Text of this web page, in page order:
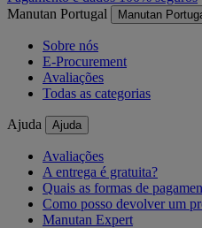
Manutan Portugal
Manutan
Sobre nós
E-Procurement
Avaliações
Todas as categorias
Ajuda Ajuda
Avaliações
A entrega é gratuita?
Quais as formas de
Como posso devolver um
Manutan Expert